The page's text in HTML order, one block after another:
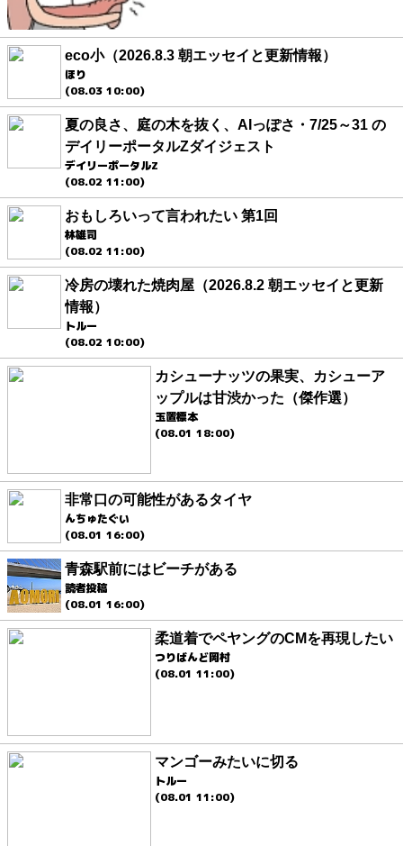
eco小（2026.8.3 朝エッセイと更新情報）
ほり
(08.03 10:00)
夏の良さ、庭の木を抜く、AIっぽさ・7/25～31 の
デイリーポータルZダイジェスト
デイリーポータルZ
(08.02 11:00)
おもしろいって言われたい 第1回
林雄司
(08.02 11:00)
冷房の壊れた焼肉屋（2026.8.2 朝エッセイと更新
情報）
トルー
(08.02 10:00)
カシューナッツの果実、カシューア
ップルは甘渋かった（傑作選）
玉置標本
(08.01 18:00)
非常口の可能性があるタイヤ
んちゅたぐい
(08.01 16:00)
青森駅前にはビーチがある
読者投稿
(08.01 16:00)
柔道着でペヤングのCMを再現したい
つりばんど岡村
(08.01 11:00)
マンゴーみたいに切る
トルー
(08.01 11:00)